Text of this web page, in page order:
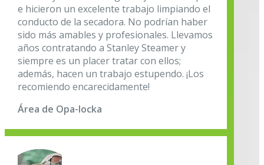
e hicieron un excelente trabajo limpiando el
conducto de la secadora. No podrían haber
sido más amables y profesionales. Llevamos
años contratando a Stanley Steamer y
siempre es un placer tratar con ellos;
además, hacen un trabajo estupendo. ¡Los
recomiendo encarecidamente!
Área de Opa-locka